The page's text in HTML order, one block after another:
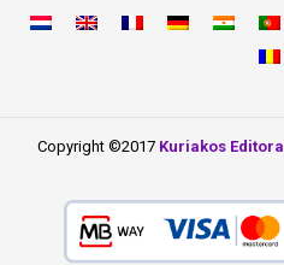
Copyright ©2017 Kuriakos Editora